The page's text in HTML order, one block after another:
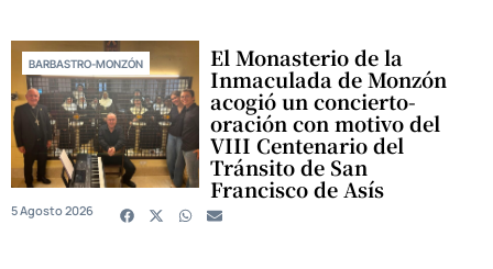
BARBASTRO-MONZÓN El Monasterio de la
Inmaculada de Monzón
acogió un concierto-
oración con motivo del
VIII Centenario del
Tránsito de San
Francisco de Asís
5 Agosto 2026